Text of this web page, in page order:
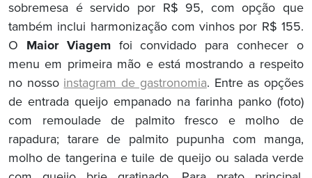
sobremesa é servido por R$ 95, com opção que
também inclui harmonização com vinhos por R$ 155.
O Maior Viagemfoi convidado para conhecer o
menu em primeira mão e está mostrando a respeito
no nosso instagram de gastronomia. Entre as opções
de entrada queijo empanado na farinha panko (foto)
com remoulade de palmito fresco e molho de
rapadura; tarare de palmito pupunha com manga,
molho de tangerina e tuile de queijo ou salada verde